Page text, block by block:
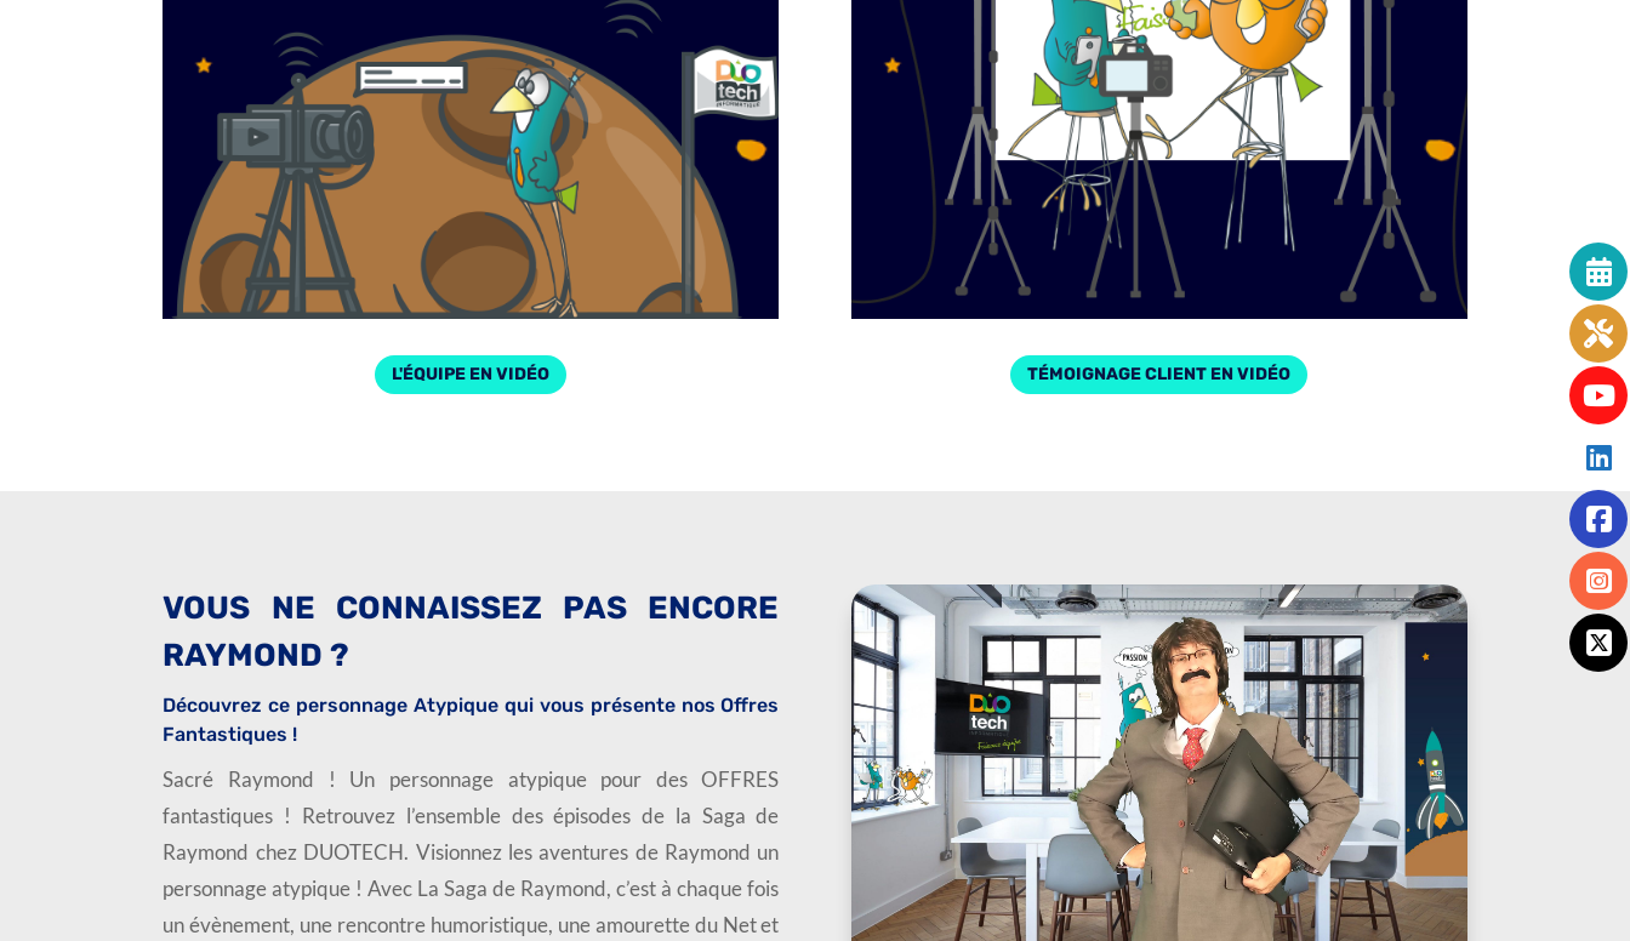
L'ÉQUIPE EN VIDÉO TÉMOIGNAGE CLIENT EN VIDÉO
VOUS NE CONNAISSEZ PAS ENCORE
RAYMOND ?
Découvrez ce personnage Atypique qui vous présente nos Offres
Fantastiques !
Sacré Raymond ! Un personnage atypique pour des OFFRES
fantastiques ! Retrouvez l’ensemble des épisodes de la Saga de
Raymond chez DUOTECH. Visionnez les aventures de Raymond un
personnage atypique ! Avec La Saga de Raymond, c’est à chaque fois
un évènement, une rencontre humoristique, une amourette du Net et